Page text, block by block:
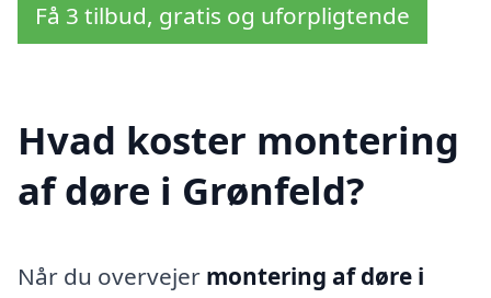
Få 3 tilbud, gratis og uforpligtende
Hvad koster montering
af døre i Grønfeld?
Når du overvejer montering af døre i